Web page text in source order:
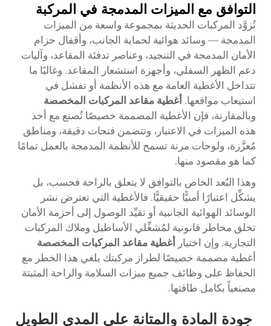
التوافق مع الميزات المدمجة في المركبة
تُزوَّد المركبات الحديثة بمجموعة واسعة من الميزات
المدمجة — وسائد هوائية لحماية الجانب، وأقفال حزام
الأمان المدمجة في التنجيد، وعناصر تدفئة المقاعد، وآليات
دعم الظهر السفلي، وأجهزة استشعار المقاعد. وغالبًا ما
تتداخل الأغطية العامة مع هذه الأنظمة أو تفشل في
استيعاب مواقعها. أغطية مقاعد المركبات المخصصة
وبالمقارنة، فإن الأغطية المصممة خصيصًا تُصنع مع أخذ
هذه الميزات في الاعتبار، وتتضمن فتحات دقيقة، ومناطق
مُعزَّزة، ولوحات مرنة تسمح للأنظمة المدمجة بالعمل تمامًا
كما هو مقصود منها.
وهذا البُعد الخاص بالتوافق لا يتعلق بالراحة فحسب، بل
يشكِّل اعتبارًا أمنيًّا حقيقيًّا. فالأغطية التي تعترض نشر
الوسائد الهوائية الجانبية أو تقيِّد الوصول إلى أحزمة الأمان
تخلق مخاطر قانونية لمُشغِّلي الأساطيل وملاك المركبات
التجارية. وإن اختيار أغطية مقاعد المركبات المخصصة
أغطية مصممة خصيصًا لطراز مركبتك يلغي هذا الخطر مع
الحفاظ على وظائف جميع ميزات السلامة والراحة المثبتة
مصنعياً بكامل طاقتها.
جودة المادة والمتانة على المدى الطويل